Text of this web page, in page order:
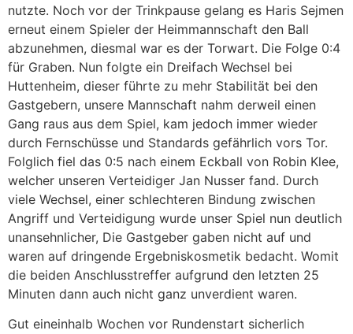
nutzte. Noch vor der Trinkpause gelang es Haris Sejmen
erneut einem Spieler der Heimmannschaft den Ball
abzunehmen, diesmal war es der Torwart. Die Folge 0:4
für Graben. Nun folgte ein Dreifach Wechsel bei
Huttenheim, dieser führte zu mehr Stabilität bei den
Gastgebern, unsere Mannschaft nahm derweil einen
Gang raus aus dem Spiel, kam jedoch immer wieder
durch Fernschüsse und Standards gefährlich vors Tor.
Folglich fiel das 0:5 nach einem Eckball von Robin Klee,
welcher unseren Verteidiger Jan Nusser fand. Durch
viele Wechsel, einer schlechteren Bindung zwischen
Angriff und Verteidigung wurde unser Spiel nun deutlich
unansehnlicher, Die Gastgeber gaben nicht auf und
waren auf dringende Ergebniskosmetik bedacht. Womit
die beiden Anschlusstreffer aufgrund den letzten 25
Minuten dann auch nicht ganz unverdient waren.
Gut eineinhalb Wochen vor Rundenstart sicherlich